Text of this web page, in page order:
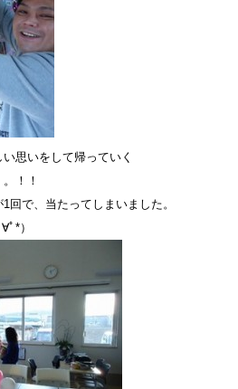
思いをして帰っていく
！！
回で、当たってしまいました。
ﾟ*）